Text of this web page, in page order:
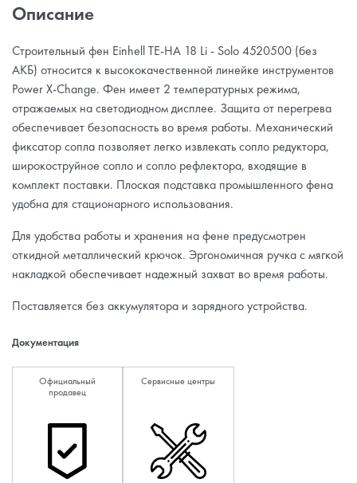
Описание
Строительный фен Einhell TE-HA 18 Li - Solo 4520500 (без
АКБ) относится к высококачественной линейке инструментов
Power X-Change. Фен имеет 2 температурных режима,
отражаемых на светодиодном дисплее. Защита от перегрева
обеспечивает безопасность во время работы. Механический
фиксатор сопла позволяет легко извлекать сопло редуктора,
широкоструйное сопло и сопло рефлектора, входящие в
комплект поставки. Плоская подставка промышленного фена
удобна для стационарного использования.
Для удобства работы и хранения на фене предусмотрен
откидной металлический крючок. Эргономичная ручка с мягкой
накладкой обеспечивает надежный захват во время работы.
Поставляется без аккумулятора и зарядного устройства.
Документация
Официальный
продавец
Сервисные центры